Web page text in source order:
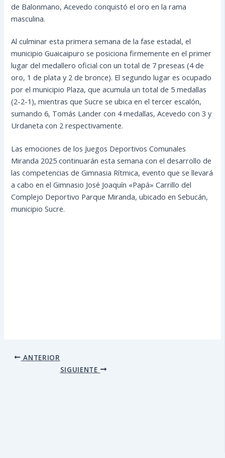
de Balonmano, Acevedo conquistó el oro en la rama
masculina.
Al culminar esta primera semana de la fase estadal, el
municipio Guaicaipuro se posiciona firmemente en el primer
lugar del medallero oficial con un total de 7 preseas (4 de
oro, 1 de plata y 2 de bronce). El segundo lugar es ocupado
por el municipio Plaza, que acumula un total de 5 medallas
(2-2-1), mientras que Sucre se ubica en el tercer escalón,
sumando 6, Tomás Lander con 4 medallas, Acevedo con 3 y
Urdaneta con 2 respectivamente.
Las emociones de los Juegos Deportivos Comunales
Miranda 2025 continuarán esta semana con el desarrollo de
las competencias de Gimnasia Rítmica, evento que se llevará
a cabo en el Gimnasio José Joaquín «Papá» Carrillo del
Complejo Deportivo Parque Miranda, ubicado en Sebucán,
municipio Sucre.
ANTERIOR
SIGUIENTE